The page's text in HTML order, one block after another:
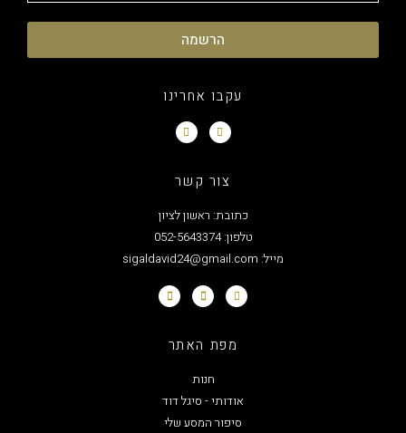
הרשמה
עקבו אחרינו
צור קשר
כתובת: ראשון לציון
טלפון: 052-5643374
מפת האתר
אודותי - סיגל דוד
סיפור המסע שלי